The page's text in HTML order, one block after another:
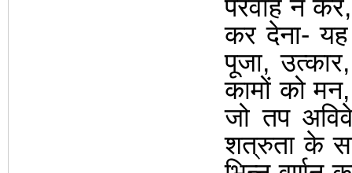
परवाह न कर
कर देना-
पूजा,उत्कार
कामों को मन
जो तप
शत्रुता के